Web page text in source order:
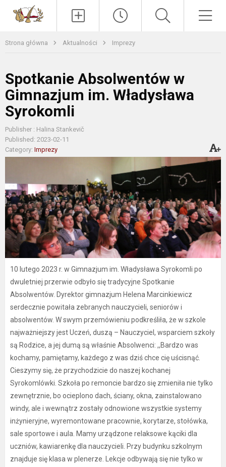
Strona główna Aktualności Imprezy
Spotkanie Absolwentów w
Gimnazjum im. Władysława
Syrokomli
Publisher : Halina Stankevič
Published: 2023-02-11
Category: Imprezy
10 lutego 2023 r. w Gimnazjum im. Władysława Syrokomli po
dwuletniej przerwie odbyło się tradycyjne Spotkanie
Absolwentów. Dyrektor gimnazjum Helena Marcinkiewicz
serdecznie powitała zebranych nauczycieli, seniorów i
absolwentów. W swym przemówieniu podkreśliła, że w szkole
najważniejszy jest Uczeń, duszą – Nauczyciel, wsparciem szkoły
są Rodzice, a jej dumą są właśnie Absolwenci: ,,Bardzo was
kochamy, pamiętamy, każdego z was dziś chce cię uścisnąć.
Cieszymy się, że przychodzicie do naszej kochanej
Syrokomlówki. Szkoła po remoncie bardzo się zmieniła nie tylko
zewnętrznie, bo ocieplono dach, ściany, okna, zainstalowano
windy, ale i wewnątrz zostały odnowione wszystkie systemy
inżynieryjne, wyremontowane pracownie, korytarze, stołówka,
sale sportowe i aula. Mamy urządzone relaksowe kąciki dla
uczniów, kawiarenkę dla nauczycieli. Przy budynku szkolnym
znajduje się klasa w plenerze. Lekcje odbywają się nie tylko w